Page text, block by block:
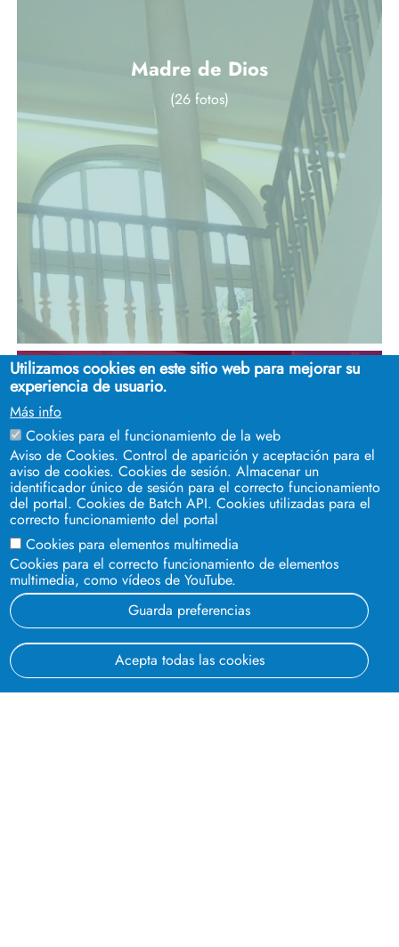
Madre de Dios
(26 fotos)
Pirotecnia
(120 fotos)
Utilizamos cookies en este sitio web para mejorar su
experiencia de usuario.
Más info
Cookies para el funcionamiento de la web
Aviso de Cookies. Control de aparición y aceptación para el
aviso de cookies. Cookies de sesión. Almacenar un
identificador único de sesión para el correcto funcionamiento
del portal. Cookies de Batch API. Cookies utilizadas para el
correcto funcionamiento del portal
Cookies para elementos multimedia
Cookies para el correcto funcionamiento de elementos
multimedia, como vídeos de YouTube.
Guarda preferencias
Acepta todas las cookies